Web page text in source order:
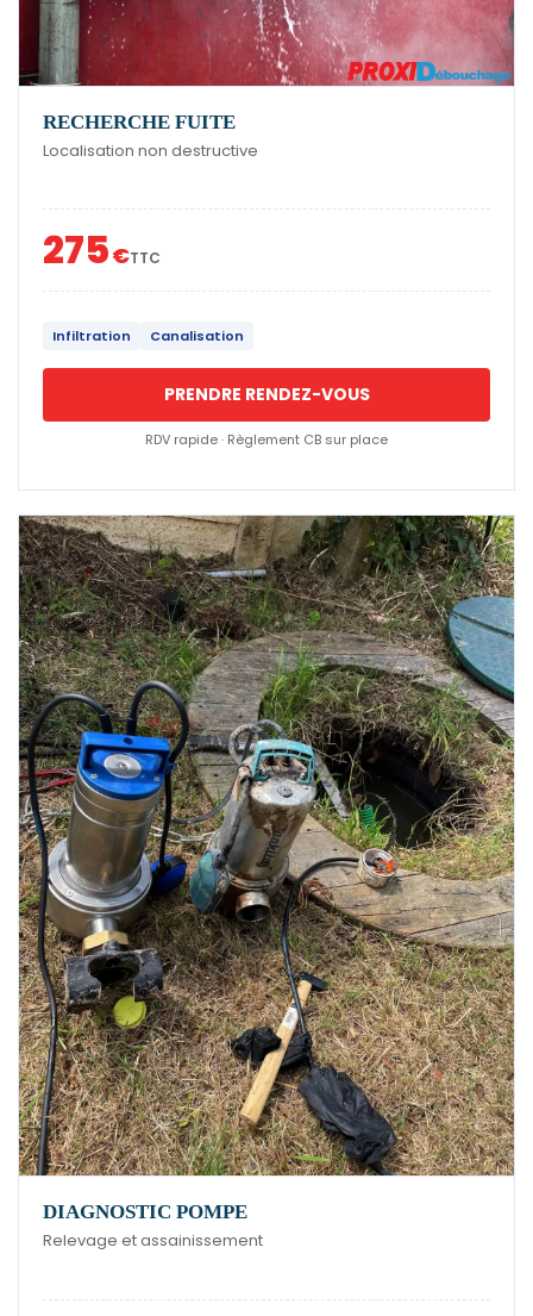
RECHERCHE FUITE
Localisation non destructive
275€TTC
Infiltration Canalisation
PRENDRE RENDEZ-VOUS
RDV rapide · Règlement CB sur place
DIAGNOSTIC POMPE
Relevage et assainissement